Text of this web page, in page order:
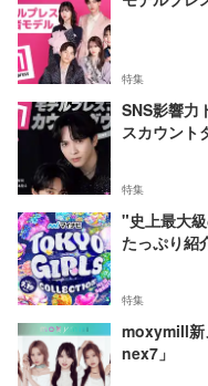
特集
SNS影響力
スカウント
特集
"史上最大
たっぷり紹
特集
moxymill新
nex7」